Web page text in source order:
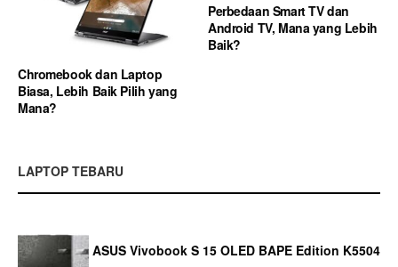
Chromebook dan Laptop
Biasa, Lebih Baik Pilih yang
Mana?
Perbedaan Smart TV dan
Android TV, Mana yang Lebih
Baik?
LAPTOP TEBARU
ASUS Vivobook S 15 OLED BAPE Edition K5504